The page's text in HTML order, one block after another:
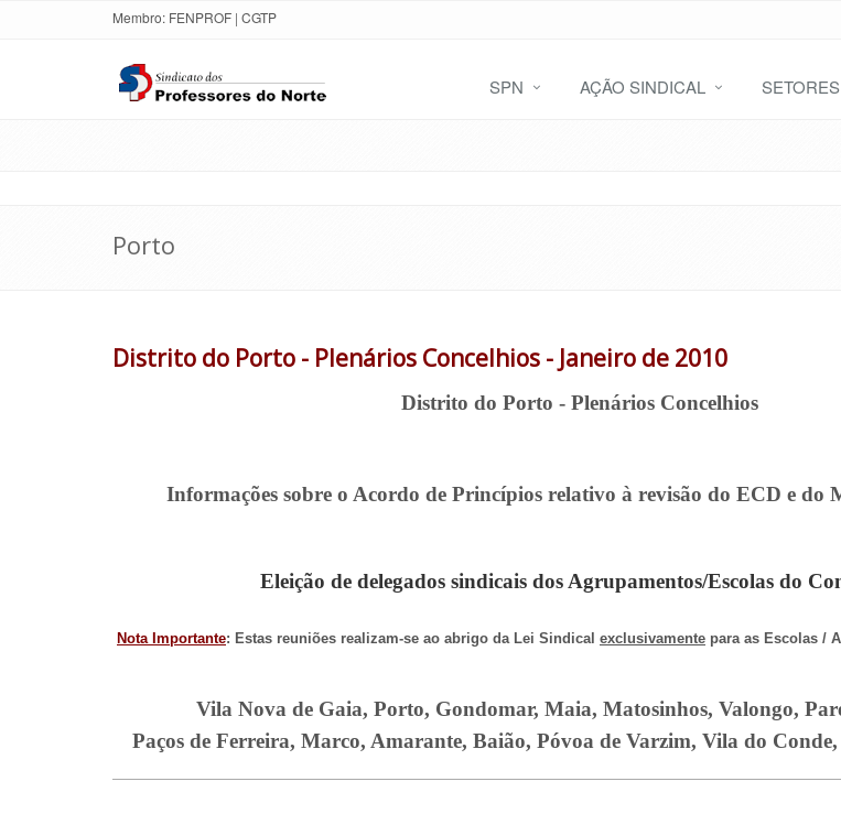
Membro: FENPROF | CGTP
SPN AÇÃO SINDICAL SETORES
Porto
Distrito do Porto - Plenários Concelhios - Janeiro de 2010
Distrito do Porto - Plenários Concelhios
Informações sobre o Acordo de Princípios relativo à revisão do ECD e do
Eleição de delegados sindicais dos Agrupamentos/Escolas do
Nota Importante: Estas reuniões realizam-se ao abrigo da Lei Sindical exclusivamente para as Escolas /
Vila Nova de Gaia, Porto, Gondomar, Maia, Matosinhos, Valongo,
Paços de Ferreira, Marco, Amarante, Baião, Póvoa de Varzim, Vila do